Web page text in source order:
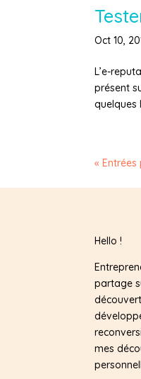
Oct 10,
L’e-
présent
quelques
«
Hello !
partage
mes